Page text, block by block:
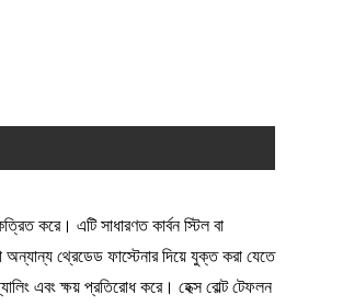
করে। এটি সাধারণত কার্বন স্টিল বা
অন্যান্য থ্রেডেড ফাস্টেনার দিয়ে যুক্ত করা যেতে
এবং ক্ষয় প্রতিরোধ করে। হেক্স বোল্ট টেফলন